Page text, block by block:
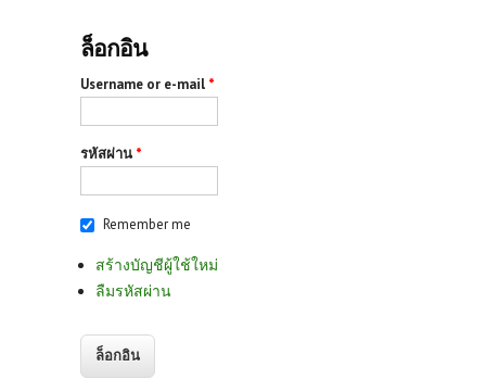
ล็อกอิน
Username or e-mail *
รหัสผ่าน *
Remember me
สร้างบัญชีผู้ใช้ใหม่
ลืมรหัสผ่าน